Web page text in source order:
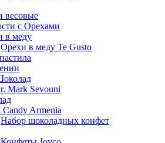
весовые
с Орехами
в меду
Орехи в меду Te Gusto
Mark Sevouni
Candy Armenia
Набор шоколадных конфет